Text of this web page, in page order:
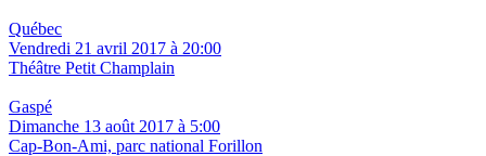
Québec
Vendredi 21 avril 2017 à 20:00
Théâtre Petit Champlain
Gaspé
Dimanche 13 août 2017 à 5:00
Cap-Bon-Ami, parc national Forillon